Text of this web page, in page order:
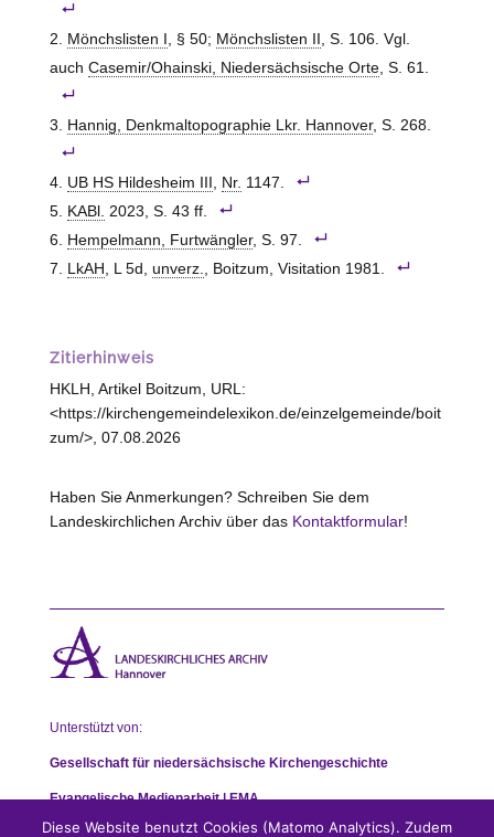
Mönchslisten I , § 50; Mönchslisten II , S. 106. Vgl.
auch Casemir/Ohainski, Niedersächsische Orte, S. 61.
Hannig, Denkmaltopographie Lkr. Hannover, S. 268.
UB HS Hildesheim III , Nr. 1147.
KABl. 2023, S. 43 ff.
Hempelmann, Furtwängler, S. 97.
LkAH , L 5d, unverz., Boitzum, Visitation 1981.
Zitierhinweis
HKLH, Artikel Boitzum, URL:
<https://kirchengemeindelexikon.de/einzelgemeinde/boit
zum/>, 07.08.2026
Haben Sie Anmerkungen? Schreiben Sie dem
Landeskirchlichen Archiv über das Kontaktformular!
Unterstützt von:
Gesellschaft für niedersächsische Kirchengeschichte
Evangelische Medienarbeit | EMA
Diese Website benutzt Cookies (Matomo Analytics). Zudem